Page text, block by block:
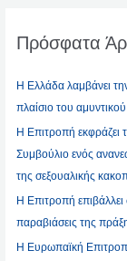
Πρόσφατα
Η Ελλάδα λαμβάνει
πλαίσιο του
Η Επιτροπή εκφράζει
Συμβούλιο ενός
της σεξουαλικής
Η Επιτροπή
παραβιάσεις της
Η Ευρωπαϊκή